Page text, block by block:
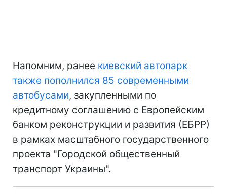
Напомним, ранее киевский автопарк
также пополнился 85 современными
автобусами, закупленными по
кредитному соглашению с Европейским
банком реконструкции и развития (ЕБРР)
в рамках масштабного государственного
проекта "Городской общественный
транспорт Украины".